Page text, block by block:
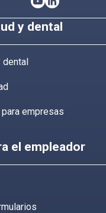
y dental
dental
empresas
el empleador